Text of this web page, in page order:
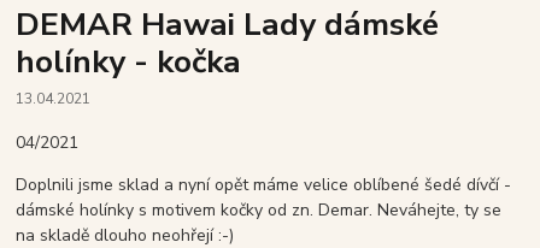
DEMAR Hawai Lady dámské
holínky - kočka
13.04.2021
04/2021
Doplnili jsme sklad a nyní opět máme velice oblíbené šedé dívčí -
dámské holínky s motivem kočky od zn. Demar. Neváhejte, ty se
na skladě dlouho neohřejí :-)